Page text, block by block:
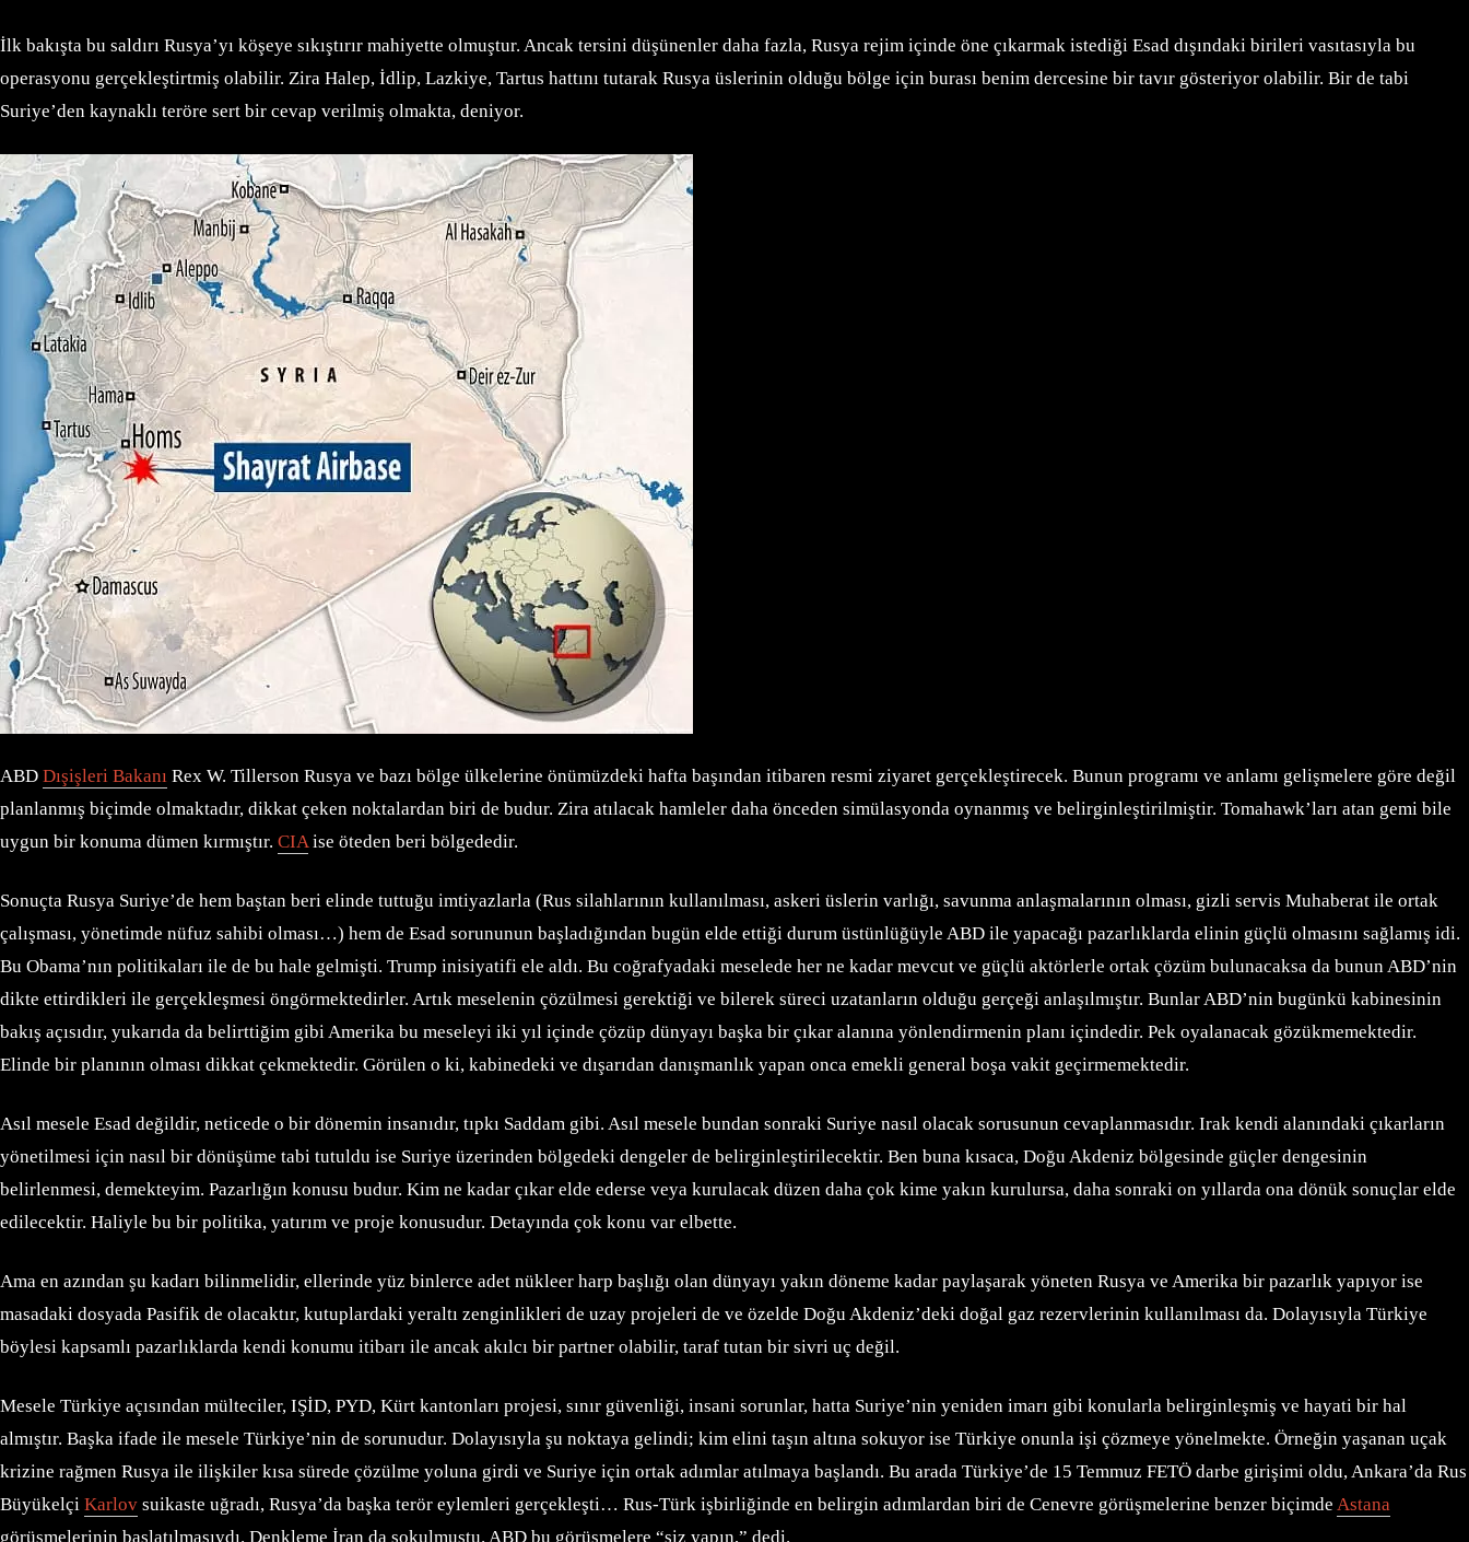
İlk bakışta bu saldırı Rusya’yı köşeye sıkıştırır mahiyette olmuştur. Ancak tersini düşünenler daha fazla, Rusya rejim içinde öne çıkarmak istediği Esad dışındaki birileri vasıtasıyla bu
operasyonu gerçekleştirtmiş olabilir. Zira Halep, İdlip, Lazkiye, Tartus hattını tutarak Rusya üslerinin olduğu bölge için burası benim dercesine bir tavır gösteriyor olabilir. Bir de tabi
Suriye’den kaynaklı teröre sert bir cevap verilmiş olmakta, deniyor.
ABD Dışişleri Bakanı Rex W. Tillerson Rusya ve bazı bölge ülkelerine önümüzdeki hafta başından itibaren resmi ziyaret gerçekleştirecek. Bunun programı ve anlamı gelişmelere göre değil
planlanmış biçimde olmaktadır, dikkat çeken noktalardan biri de budur. Zira atılacak hamleler daha önceden simülasyonda oynanmış ve belirginleştirilmiştir. Tomahawk’ları atan gemi bile
uygun bir konuma dümen kırmıştır. CIAise öteden beri bölgededir.
Sonuçta Rusya Suriye’de hem baştan beri elinde tuttuğu imtiyazlarla (Rus silahlarının kullanılması, askeri üslerin varlığı, savunma anlaşmalarının olması, gizli servis Muhaberat ile ortak
çalışması, yönetimde nüfuz sahibi olması…) hem de Esad sorununun başladığından bugün elde ettiği durum üstünlüğüyle ABD ile yapacağı pazarlıklarda elinin güçlü olmasını sağlamış idi.
Bu Obama’nın politikaları ile de bu hale gelmişti. Trump inisiyatifi ele aldı. Bu coğrafyadaki meselede her ne kadar mevcut ve güçlü aktörlerle ortak çözüm bulunacaksa da bunun ABD’nin
dikte ettirdikleri ile gerçekleşmesi öngörmektedirler. Artık meselenin çözülmesi gerektiği ve bilerek süreci uzatanların olduğu gerçeği anlaşılmıştır. Bunlar ABD’nin bugünkü kabinesinin
bakış açısıdır, yukarıda da belirttiğim gibi Amerika bu meseleyi iki yıl içinde çözüp dünyayı başka bir çıkar alanına yönlendirmenin planı içindedir. Pek oyalanacak gözükmemektedir.
Elinde bir planının olması dikkat çekmektedir. Görülen o ki, kabinedeki ve dışarıdan danışmanlık yapan onca emekli general boşa vakit geçirmemektedir.
Asıl mesele Esad değildir, neticede o bir dönemin insanıdır, tıpkı Saddam gibi. Asıl mesele bundan sonraki Suriye nasıl olacak sorusunun cevaplanmasıdır. Irak kendi alanındaki çıkarların
yönetilmesi için nasıl bir dönüşüme tabi tutuldu ise Suriye üzerinden bölgedeki dengeler de belirginleştirilecektir. Ben buna kısaca, Doğu Akdeniz bölgesinde güçler dengesinin
belirlenmesi, demekteyim. Pazarlığın konusu budur. Kim ne kadar çıkar elde ederse veya kurulacak düzen daha çok kime yakın kurulursa, daha sonraki on yıllarda ona dönük sonuçlar elde
edilecektir. Haliyle bu bir politika, yatırım ve proje konusudur. Detayında çok konu var elbette.
Ama en azından şu kadarı bilinmelidir, ellerinde yüz binlerce adet nükleer harp başlığı olan dünyayı yakın döneme kadar paylaşarak yöneten Rusya ve Amerika bir pazarlık yapıyor ise
masadaki dosyada Pasifik de olacaktır, kutuplardaki yeraltı zenginlikleri de uzay projeleri de ve özelde Doğu Akdeniz’deki doğal gaz rezervlerinin kullanılması da. Dolayısıyla Türkiye
böylesi kapsamlı pazarlıklarda kendi konumu itibarı ile ancak akılcı bir partner olabilir, taraf tutan bir sivri uç değil.
Mesele Türkiye açısından mülteciler, IŞİD, PYD, Kürt kantonları projesi, sınır güvenliği, insani sorunlar, hatta Suriye’nin yeniden imarı gibi konularla belirginleşmiş ve hayati bir hal
almıştır. Başka ifade ile mesele Türkiye’nin de sorunudur. Dolayısıyla şu noktaya gelindi; kim elini taşın altına sokuyor ise Türkiye onunla işi çözmeye yönelmekte. Örneğin yaşanan uçak
krizine rağmen Rusya ile ilişkiler kısa sürede çözülme yoluna girdi ve Suriye için ortak adımlar atılmaya başlandı. Bu arada Türkiye’de 15 Temmuz FETÖ darbe girişimi oldu, Ankara’da Rus
Büyükelçi Karlov suikaste uğradı, Rusya’da başka terör eylemleri gerçekleşti… Rus-Türk işbirliğinde en belirgin adımlardan biri de Cenevre görüşmelerine benzer biçimde Astana
görüşmelerinin başlatılmasıydı. Denkleme İran da sokulmuştu. ABD bu görüşmelere “siz yapın,” dedi.